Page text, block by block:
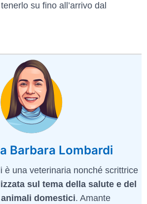
su fino all’arrivo dal
Barbara Lombardi
è una veterinaria nonché scrittrice
sul tema della salute e del
domestici. Amante